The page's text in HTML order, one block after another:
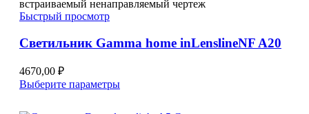
можно
странице
Быстрый просмотр
Светильник Gamma home inLenslineNF A20
4670,00 ₽
Выберите параметрыЭтот